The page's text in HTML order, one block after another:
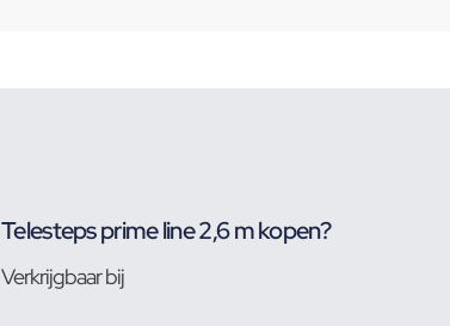
Telesteps prime line 2,6 m kopen?
Verkrijgbaar bij